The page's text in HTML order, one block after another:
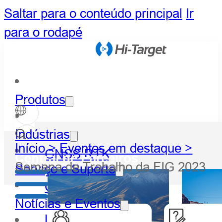
Saltar para o conteúdo principal Ir
para o rodapé
Produtos
GNSS RTK
Óptico
Indústrias
Serviço e Suporte
Notícias e Eventos
Central de Parceiros
Início >Eventos em destaque >
Semana de Trabalho da FIG 2023